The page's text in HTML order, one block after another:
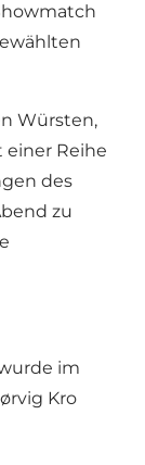
Würsten,
einer Reihe
des
zu
im
Kro